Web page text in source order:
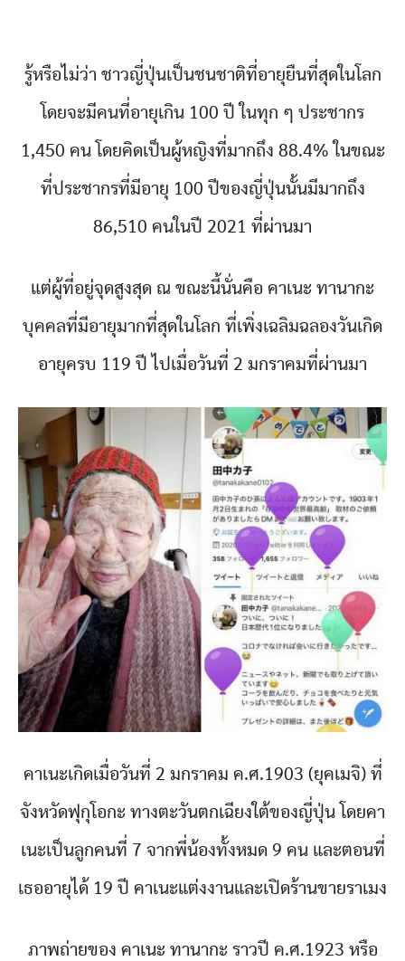
รู้หรือไม่ว่า ชาวญี่ปุ่นเป็นชนชาติที่อายุยืนที่สุดในโลก
โดยจะมีคนที่อายุเกิน 100 ปี ในทุก ๆ ประชากร
1,450 คน โดยคิดเป็นผู้หญิงที่มากถึง 88.4% ในขณะ
ที่ประชากรที่มีอายุ 100 ปีของญี่ปุ่นนั้นมีมากถึง
86,510 คนในปี 2021 ที่ผ่านมา
แต่ผู้ที่อยู่จุดสูงสุด ณ ขณะนี้นั่นคือ คาเนะ ทานากะ
บุคคลที่มีอายุมากที่สุดในโลก ที่เพิ่งเฉลิมฉลองวันเกิด
อายุครบ 119 ปี ไปเมื่อวันที่ 2 มกราคมที่ผ่านมา
คาเนะเกิดเมื่อวันที่ 2 มกราคม ค.ศ.1903 (ยุคเมจิ) ที่
จังหวัดฟุกุโอกะ ทางตะวันตกเฉียงใต้ของญี่ปุ่น โดยคา
เนะเป็นลูกคนที่ 7 จากพี่น้องทั้งหมด 9 คน และตอนที่
เธออายุได้ 19 ปี คาเนะแต่งงานและเปิดร้านขายราเมง
ภาพถ่ายของ คาเนะ ทานากะ ราวปี ค.ศ.1923 หรือ